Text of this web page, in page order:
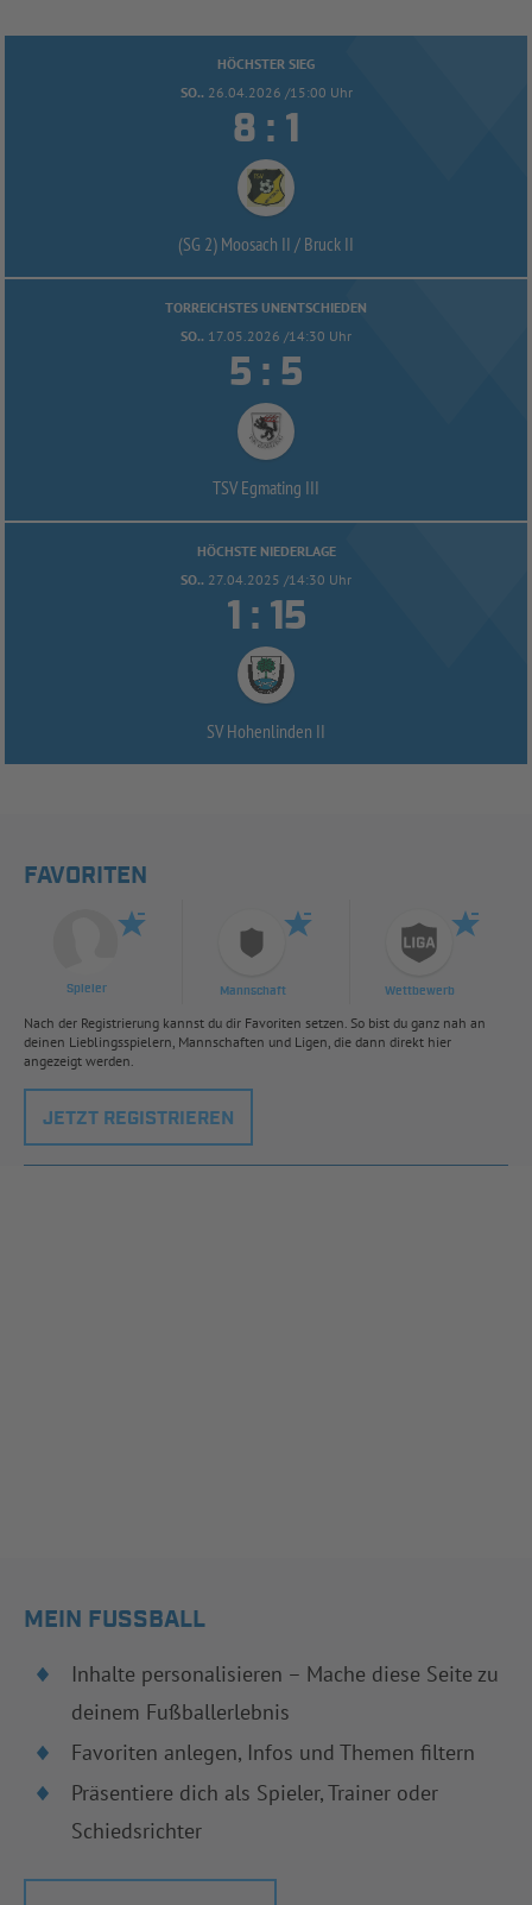
HÖCHSTER SIEG
SO.. 26.04.2026 /15:00 Uhr
 : 
(SG 2) Moosach II / Bruck II
TORREICHSTES UNENTSCHIEDEN
SO.. 17.05.2026 /14:30 Uhr
 : 
TSV Egmating III
HÖCHSTE NIEDERLAGE
SO.. 27.04.2025 /14:30 Uhr
 : 
SV Hohenlinden II
FAVORITEN
Spieler Mannschaft Wettbewerb
Nach der Registrierung kannst du dir Favoriten setzen. So bist du ganz nah an
deinen Lieblingsspielern, Mannschaften und Ligen, die dann direkt hier
angezeigt werden.
JETZT REGISTRIEREN
MEIN FUSSBALL
Inhalte personalisieren – Mache diese Seite zu
deinem Fußballerlebnis
Favoriten anlegen, Infos und Themen filtern
Präsentiere dich als Spieler, Trainer oder
Schiedsrichter